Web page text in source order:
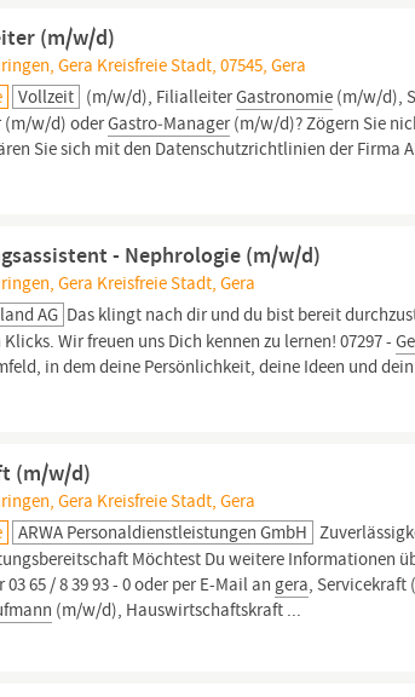
(m/w/d)
Gera Kreisfreie Stadt, 07545, Gera
Vollzeit (m/w/d), FilialleiterGastronomie (m/w/d),
(m/w/d) oderGastro‑Manager(m/w/d)? Zögern Sie
Sie sich mit den Datenschutzrichtlinien der Firma
- Nephrologie (m/w/d)
Gera Kreisfreie Stadt, Gera
AG Das klingt nach dir und du bist bereit
Wir freuen uns Dich kennen zu lernen! 07297 -
in dem deine Persönlichkeit, deine Ideen und
(m/w/d)
Gera Kreisfreie Stadt, Gera
ARWA Personaldienstleistungen GmbH
Möchtest Du weitere Informationen
65 / 8 39 93 - 0 oder per E-Mail angera, Servicekraft
(m/w/d), Hauswirtschaftskraft ...